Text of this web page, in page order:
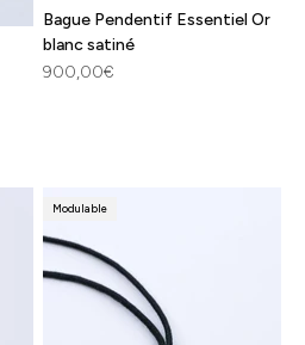
Bague Pendentif Essentiel Or
blanc satiné
Prix de vente
900,00€
Modulable